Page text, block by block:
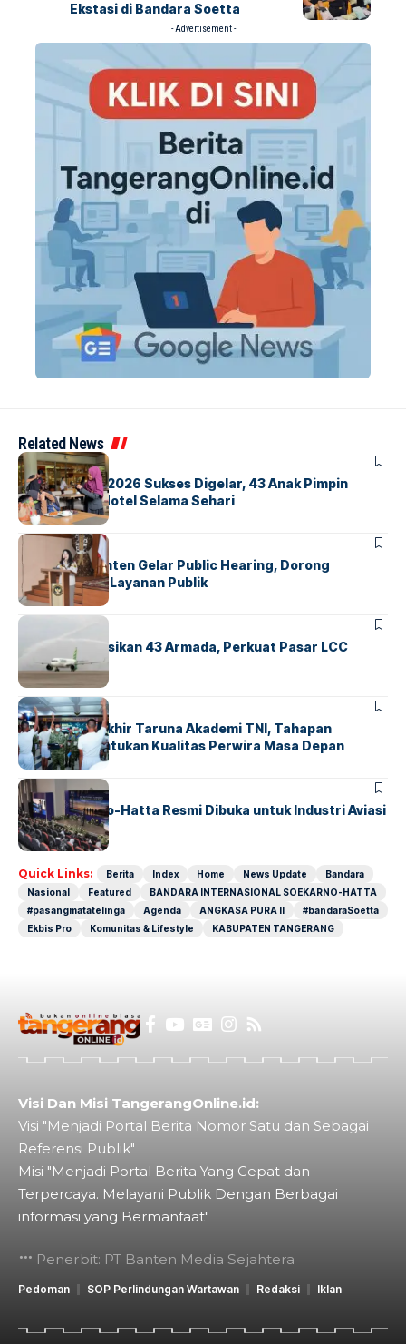
Ekstasi di Bandara Soetta
- Advertisement -
Related News
BERITAINDEX
GM For A Day 2026 Sukses Digelar, 43 Anak Pimpin
Operasional Hotel Selama Sehari
BANDARA BERITA
Karantina Banten Gelar Public Hearing, Dorong
Transparansi Layanan Publik
BANDARA
Citilink Operasikan 43 Armada, Perkuat Pasar LCC
Nasional
BERITA
Sidang Pantukhir Taruna Akademi TNI, Tahapan
Strategis Tentukan Kualitas Perwira Masa Depan
BANDARA BERITA
IALC Soekarno-Hatta Resmi Dibuka untuk Industri Aviasi
Dunia
Quick Links: Berita Index Home News Update
Bandara
Nasional
Featured
BANDARA INTERNASIONAL SOEKARNO-HATTA
#pasangmatatelinga
Agenda ANGKASA PURA II
#bandaraSoetta
Ekbis Pro
Komunitas & Lifestyle KABUPATEN TANGERANG
Visi Dan Misi TangerangOnline.id:
Visi "Menjadi Portal Berita Nomor Satu dan Sebagai
Referensi Publik"
Misi "Menjadi Portal Berita Yang Cepat dan
Terpercaya. Melayani Publik Dengan Berbagai
informasi yang Bermanfaat"
Penerbit: PT Banten Media Sejahtera
Pedoman SOP Perlindungan Wartawan Redaksi Iklan